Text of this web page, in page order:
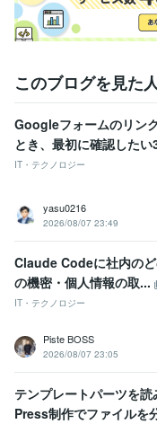
このブログを見た
Googleフォームのリン
とき、最初に確認したい
IT・テクノロジー
yasu0216
2026/08/07 23:49
Claude Codeに社内の
の機密・個人情報の取...
IT・テクノロジー
Piste BOSS
2026/08/07 23:05
テンプレートパーツを
Press制作でファイルを